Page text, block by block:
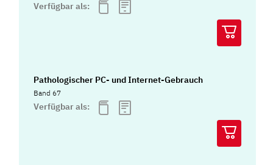
Verfügbar als:
Pathologischer PC- und Internet-Gebrauch
Band 67
Verfügbar als: